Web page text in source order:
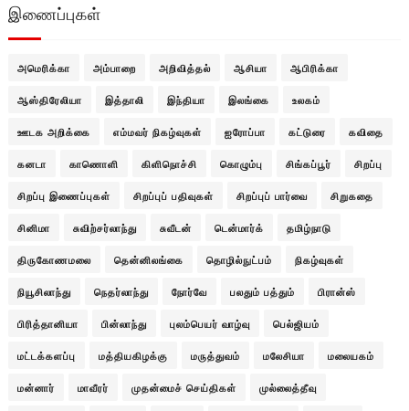
இணைப்புகள்
அமெரிக்கா அம்பாறை அறிவித்தல் ஆசியா ஆபிரிக்கா
ஆஸ்திரேலியா இத்தாலி இந்தியா இலங்கை உலகம்
ஊடக அறிக்கை எம்மவர் நிகழ்வுகள் ஐரோப்பா கட்டுரை கவிதை
கனடா காணொளி கிளிநொச்சி கொழும்பு சிங்கப்பூர் சிறப்பு
சிறப்பு இணைப்புகள் சிறப்புப் பதிவுகள் சிறப்புப் பார்வை சிறுகதை
சினிமா சுவிற்சர்லாந்து சுவீடன் டென்மார்க் தமிழ்நாடு
திருகோணமலை தென்னிலங்கை தொழில்நுட்பம் நிகழ்வுகள்
நியூசிலாந்து நெதர்லாந்து நோர்வே பலதும் பத்தும் பிரான்ஸ்
பிரித்தானியா பின்லாந்து புலம்பெயர் வாழ்வு பெல்ஜியம்
மட்டக்களப்பு மத்தியகிழக்கு மருத்துவம் மலேசியா மலையகம்
மன்னார் மாவீரர் முதன்மைச் செய்திகள் முல்லைத்தீவு